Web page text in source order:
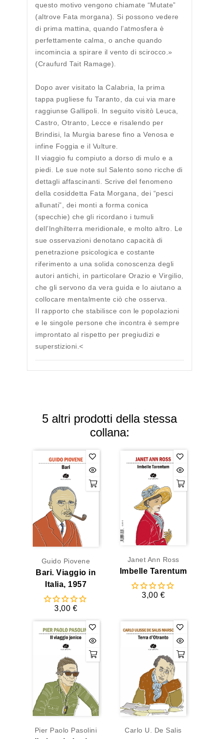
questo motivo vengono chiamate “Mutate”
(altrove Fata morgana). Si possono vedere
di prima mattina, quando l’atmosfera è
perfettamente calma, o anche quando
incomincia a spirare il vento di scirocco.»
(Craufurd Tait Ramage).
Dopo aver visitato la Calabria, la prima
tappa pugliese fu Taranto, da cui via mare
raggiunse Gallipoli. In seguito visitò Leuca,
Castro, Otranto, Lecce e risalendo per
Brindisi, la Murgia barese fino a Venosa e
infine Foggia e il Vulture.
Il viaggio fu compiuto a dorso di mulo e a
piedi. Le sue note sul Salento sono ricche di
dettagli affascinanti. Scrive del fenomeno
della cosiddetta Fata Morgana, dei “pesci
allunati”, dei monti a forma conica
(specchie) che gli ricordano i tumuli
dell’Inghilterra meridionale, e molto altro. Le
sue osservazioni denotano capacità di
penetrazione psicologica e costante
riferimento a una solida conoscenza degli
autori antichi, in particolare Orazio e Virgilio,
che gli servono da vera guida e lo aiutano a
collocare mentalmente ciò che osserva.
Il rapporto che stabilisce con le popolazioni
e le singole persone che incontra è sempre
improntato al rispetto per pregiudizi e
superstizioni.<
5 altri prodotti della stessa
collana:
Guido Piovene
Bari. Viaggio in
Italia, 1957
3,00 €
Janet Ann Ross
Imbelle Tarentum
3,00 €
Pier Paolo Pasolini
Carlo U. De Salis